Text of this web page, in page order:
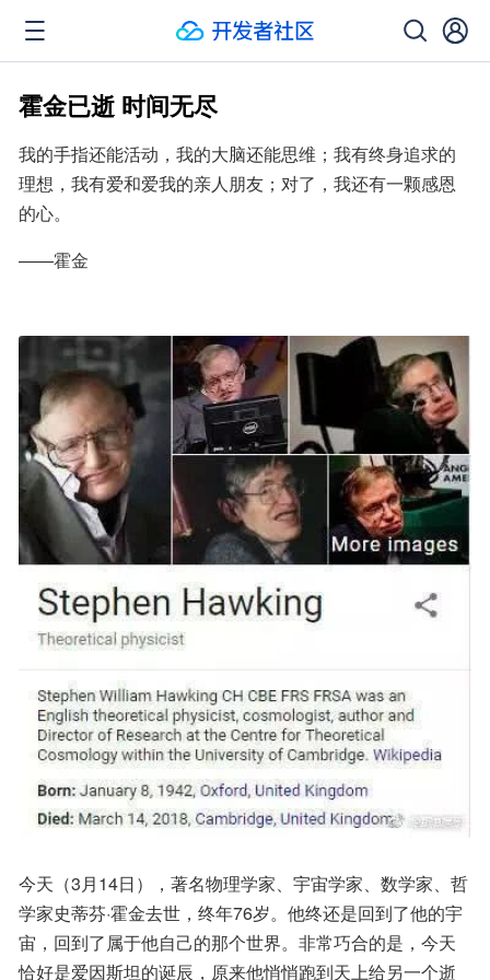
霍金已逝 时间无尽
我的手指还能活动，我的大脑还能思维；我有终身追求的
理想，我有爱和爱我的亲人朋友；对了，我还有一颗感恩
的心。
——霍金
今天（3月14日），著名物理学家、宇宙学家、数学家、哲
学家史蒂芬·霍金去世，终年76岁。他终还是回到了他的宇
宙，回到了属于他自己的那个世界。非常巧合的是，今天
恰好是爱因斯坦的诞辰，原来他悄悄跑到天上给另一个逝